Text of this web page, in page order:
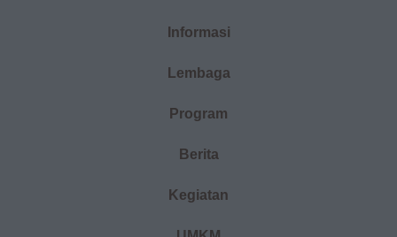
Informasi
Lembaga
Program
Berita
Kegiatan